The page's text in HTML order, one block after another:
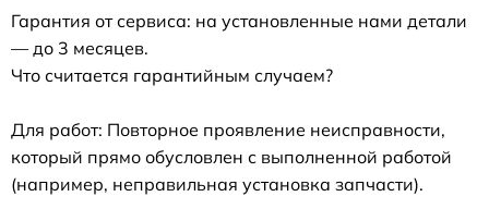
Гарантия от сервиса: на установленные нами детали
— до 3 месяцев.
Что считается гарантийным случаем?
Для работ: Повторное проявление неисправности,
который прямо обусловлен с выполненной работой
(например, неправильная установка запчасти).